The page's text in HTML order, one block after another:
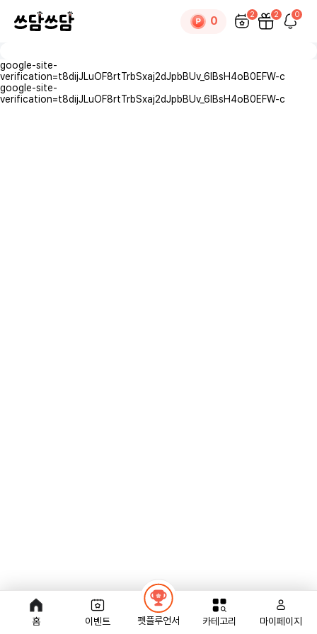
0 2 2 0
홈 이벤트 펫플루언서 카테고리 마이페이지
블랑
0
블랑
댓글0
google-site-
verification=t8dijJLuOF8rtTrbSxaj2dJpbBUv_6lBsH4oB0EFW-c
google-site-
verification=t8dijJLuOF8rtTrbSxaj2dJpbBUv_6lBsH4oB0EFW-c